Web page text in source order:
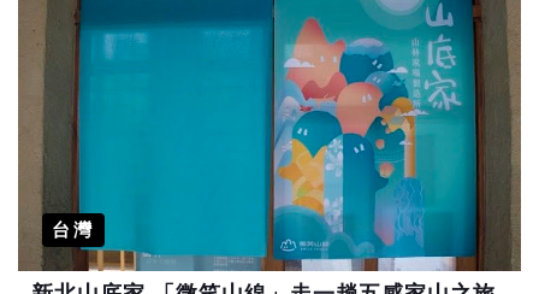
台灣